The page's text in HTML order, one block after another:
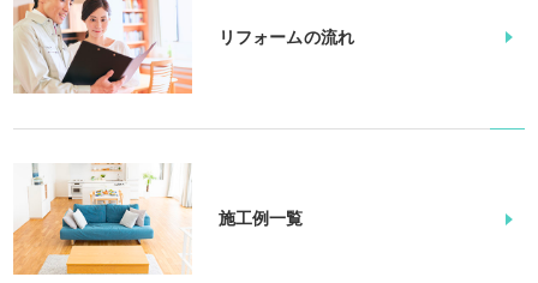
リフォームの流れ
施工例一覧